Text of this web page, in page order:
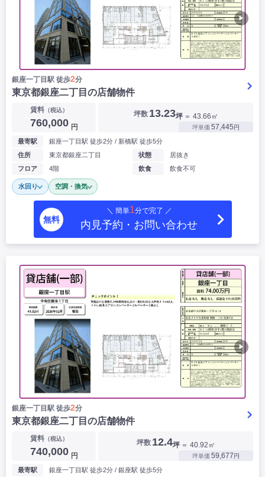
▶
銀座一丁目駅 徒歩2分
東京都銀座二丁目の店舗物件
賃料（税込）
760,000 円
坪数 13.23坪 ＝ 43.66㎡
坪単価 57,445円
最寄駅
銀座一丁目駅 徒歩2分 / 新橋駅 徒歩5分
住所
東京都銀座二丁目
フロア
4階
状態
居抜き
飲食
飲食不可
水回り 空調・換気
無料
＼ 簡単1分で完了 ／
内見予約・お問い合わせ
▶
銀座一丁目駅 徒歩2分
東京都銀座二丁目の店舗物件
賃料（税込）
740,000 円
坪数 12.4坪 ＝ 40.92㎡
坪単価 59,677円
最寄駅
銀座一丁目駅 徒歩2分 / 銀座駅 徒歩5分